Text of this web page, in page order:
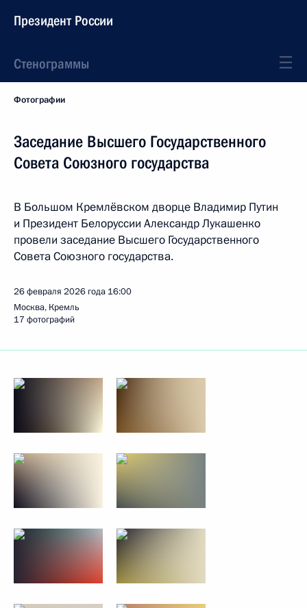
Президент России
Стенограммы
Фотографии
Заседание Высшего Государственного
Совета Союзного государства
В Большом Кремлёвском дворце Владимир Путин
и Президент Белоруссии Александр Лукашенко
провели заседание Высшего Государственного
Совета Союзного государства.
26 февраля 2026 года 16:00
Москва, Кремль
17 фотографий